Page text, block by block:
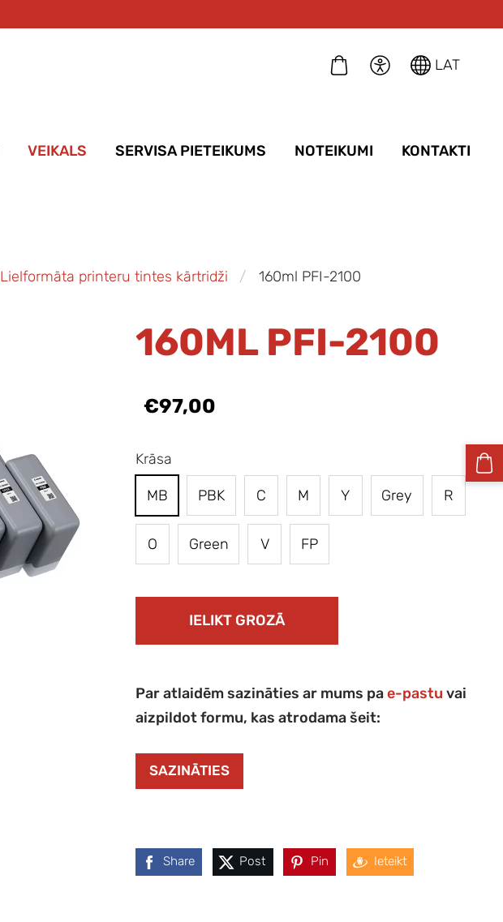
VEIKALS SERVISA PIETEIKUMS NOTEIKUMI KONTAKTI
LAT
Lielformāta printeru tintes kārtridži 160ml PFI-2100
160ML PFI-2100
€97,00
Krāsa
MB PBK C M Y Grey R
O Green V FP
IELIKT GROZĀ
Par atlaidēm sazināties ar mums pae-pastu vai
aizpildot formu, kas atrodama šeit:
SAZINĀTIES
Share Post Pin Ieteikt